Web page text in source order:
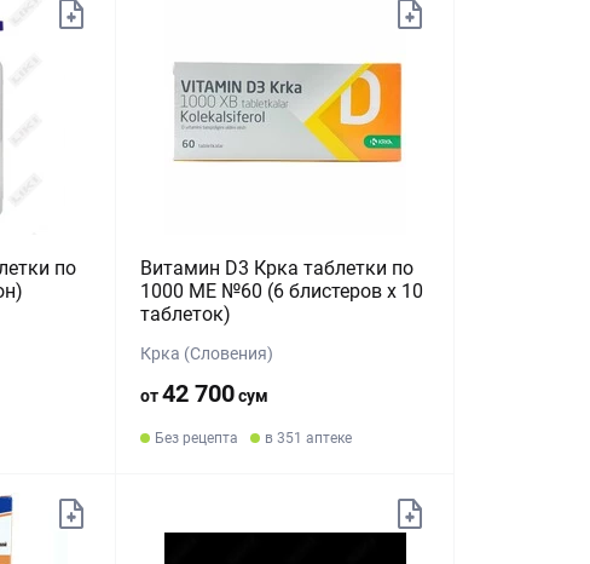
по
Витамин D3 Крка таблетки по
1000 МЕ №60 (6 блистеров х 10
таблеток)
Крка (Словения)
от42 700сум
Без рецепта в 351 аптеке